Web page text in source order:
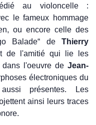
au violoncelle :
le fameux hommage
ou encore celle des
Balade“ de Thierry
de l'amitié qui lie les
l'oeuvre de Jean-
électroniques du
présentes. Les
ainsi leurs traces